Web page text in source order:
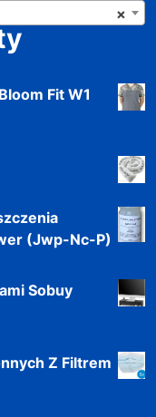
×
Fit W1
(Jwp-Nc-P)
Sobuy
Z Filtrem